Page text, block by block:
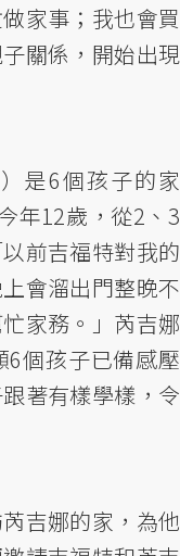
家事；我也會買
關係，開始出現
是6個孩子的家
年12歲，從2、3
前吉福特對我的
會溜出門整晚不
家務。」芮吉娜
個孩子已備感壓
著有樣學樣，令
吉娜的家，為他